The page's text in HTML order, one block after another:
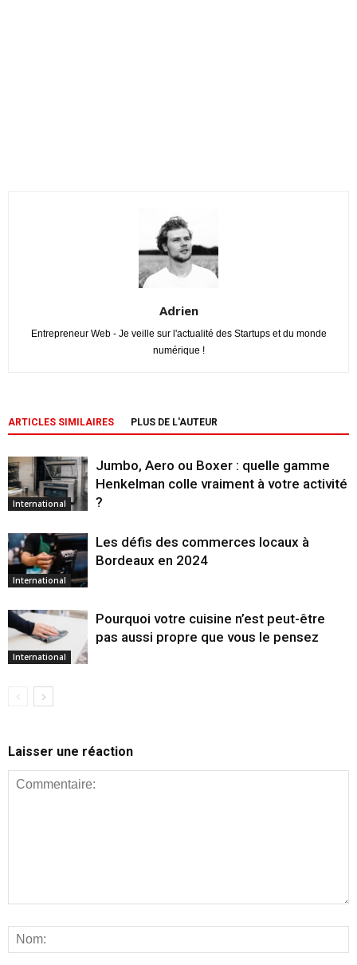
Adrien
Entrepreneur Web - Je veille sur l'actualité des Startups et du monde
numérique !
ARTICLES SIMILAIRES PLUS DE L'AUTEUR
International
Jumbo, Aero ou Boxer : quelle gamme
Henkelman colle vraiment à votre activité
?
International
Les défis des commerces locaux à
Bordeaux en 2024
International
Pourquoi votre cuisine n’est peut-être
pas aussi propre que vous le pensez
Laisser une réaction